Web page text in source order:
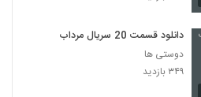
دانلود قسمت 20 سریال مرداب
دوستی ها
۳۴۹ بازدید